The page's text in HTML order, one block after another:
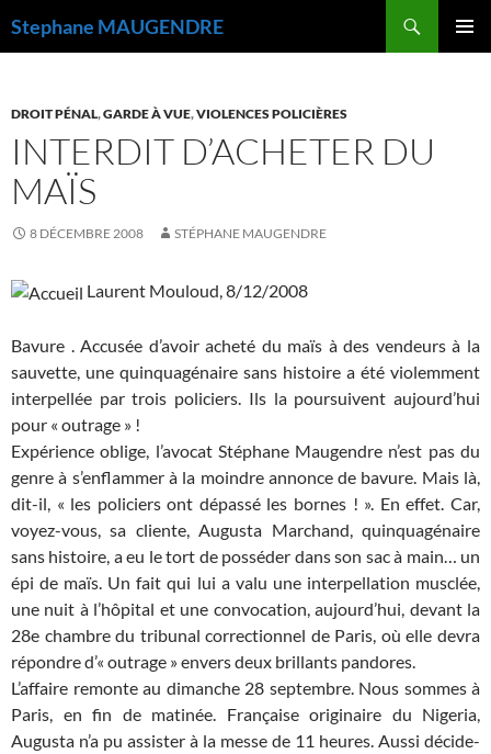
Stephane MAUGENDRE
DROIT PÉNAL,GARDE À VUE,VIOLENCES POLICIÈRES
INTERDIT D’ACHETER DU
MAÏS
8 DÉCEMBRE 2008 STÉPHANE MAUGENDRE
Laurent Mouloud, 8/12/2008
Bavure . Accusée d’avoir acheté du maïs à des vendeurs à la
sauvette, une quinquagénaire sans histoire a été violemment
interpellée par trois policiers. Ils la poursuivent aujourd’hui
pour « outrage » !
Expérience oblige, l’avocat Stéphane Maugendre n’est pas du
genre à s’enflammer à la moindre annonce de bavure. Mais là,
dit-il, « les policiers ont dépassé les bornes ! ». En effet. Car,
voyez-vous, sa cliente, Augusta Marchand, quinquagénaire
sans histoire, a eu le tort de posséder dans son sac à main… un
épi de maïs. Un fait qui lui a valu une interpellation musclée,
une nuit à l’hôpital et une convocation, aujourd’hui, devant la
28e chambre du tribunal correctionnel de Paris, où elle devra
répondre d’« outrage » envers deux brillants pandores.
L’affaire remonte au dimanche 28 septembre. Nous sommes à
Paris, en fin de matinée. Française originaire du Nigeria,
Augusta n’a pu assister à la messe de 11 heures. Aussi décide-